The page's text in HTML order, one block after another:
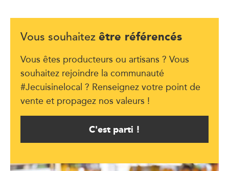
Vous souhaitez être référencés
Vous êtes producteurs ou artisans ? Vous
souhaitez rejoindre la communauté
#Jecuisinelocal ? Renseignez votre point de
vente et propagez nos valeurs !
C'est parti !